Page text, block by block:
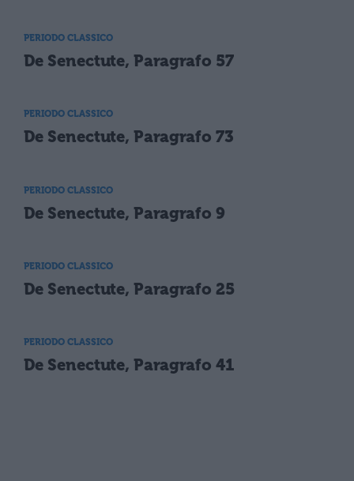
PERIODO CLASSICO
De Senectute, Paragrafo 57
PERIODO CLASSICO
De Senectute, Paragrafo 73
PERIODO CLASSICO
De Senectute, Paragrafo 9
PERIODO CLASSICO
De Senectute, Paragrafo 25
PERIODO CLASSICO
De Senectute, Paragrafo 41